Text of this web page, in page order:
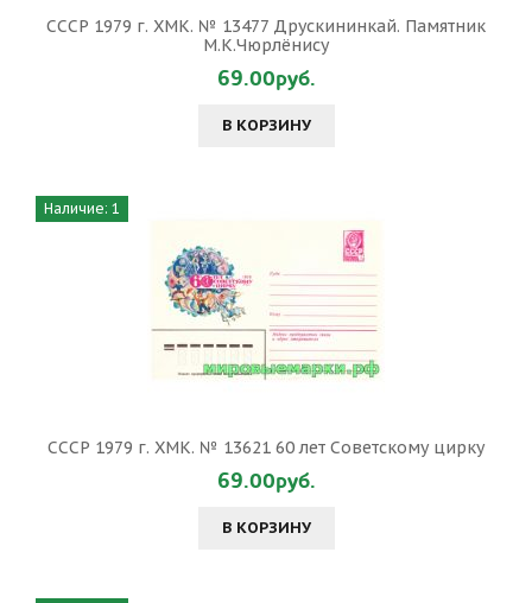
СССР 1979 г. ХМК. № 13477 Друскининкай. Памятник
М.К.Чюрлёнису
69.00руб.
В КОРЗИНУ
Наличие: 1
СССР 1979 г. ХМК. № 13621 60 лет Советскому цирку
69.00руб.
В КОРЗИНУ